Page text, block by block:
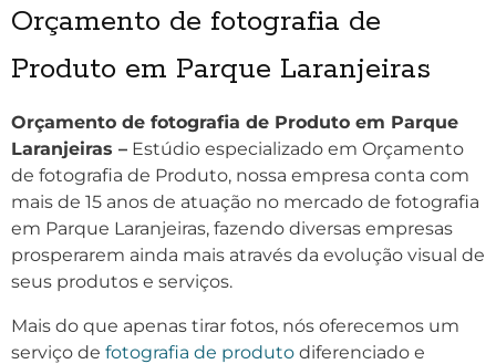
Orçamento de fotografia de
Produto em Parque Laranjeiras
Orçamento de fotografia de Produto em Parque
Laranjeiras – Estúdio especializado em Orçamento
de fotografia de Produto, nossa empresa conta com
mais de 15 anos de atuação no mercado de fotografia
em Parque Laranjeiras, fazendo diversas empresas
prosperarem ainda mais através da evolução visual de
seus produtos e serviços.
Mais do que apenas tirar fotos, nós oferecemos um
serviço de fotografia de produto diferenciado e